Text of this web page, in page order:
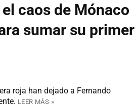
caos de Mónaco
sumar su primer
roja han dejado a Fernando
LEER MÁS »